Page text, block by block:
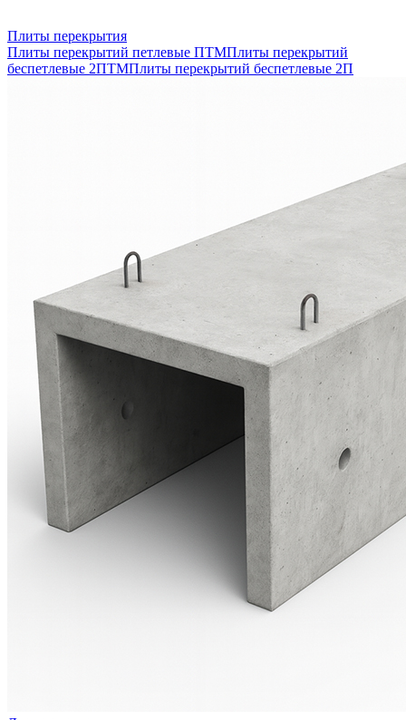
Плиты перекрытия
Плиты перекрытий петлевые ПТМПлиты перекрытий
беспетлевые 2ПТМПлиты перекрытий беспетлевые 2П